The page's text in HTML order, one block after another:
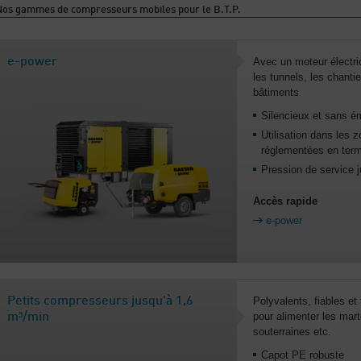
gammes de compresseurs mobiles pour le B.T.P.
e-power
Avec un moteur
les tunnels, les
bâtiments
Silencieux et sans
Utilisation dans les
réglementées en
Pression de service
Accès rapide
e-power
Petits compresseurs jusqu'à 1,6
m³/min
Polyvalents, fiables et
pour alimenter les
souterraines etc.
Capot PE robuste